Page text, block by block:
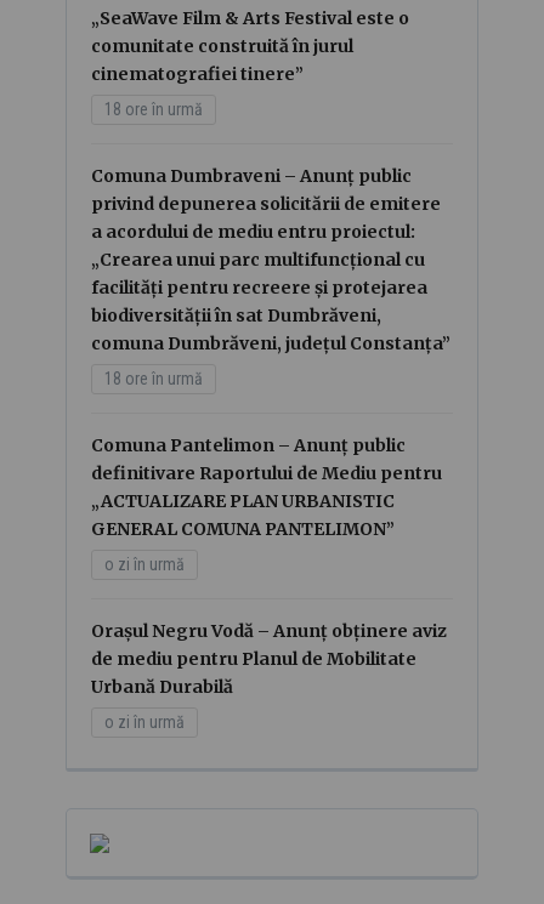
„SeaWave Film & Arts Festival este o
comunitate construită în jurul
cinematografiei tinere”
18 ore în urmă
Comuna Dumbraveni – Anunț public
privind depunerea solicitării de emitere
a acordului de mediu entru proiectul:
„Crearea unui parc multifuncțional cu
facilități pentru recreere și protejarea
biodiversității în sat Dumbrăveni,
comuna Dumbrăveni, județul Constanța”
18 ore în urmă
Comuna Pantelimon – Anunț public
definitivare Raportului de Mediu pentru
„ACTUALIZARE PLAN URBANISTIC
GENERAL COMUNA PANTELIMON”
o zi în urmă
Orașul Negru Vodă – Anunț obținere aviz
de mediu pentru Planul de Mobilitate
Urbană Durabilă
o zi în urmă